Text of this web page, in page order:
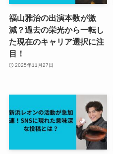
福山雅治の出演本数が激
減？過去の栄光から一転し
た現在のキャリア選択に注
目！
2025年11月27日